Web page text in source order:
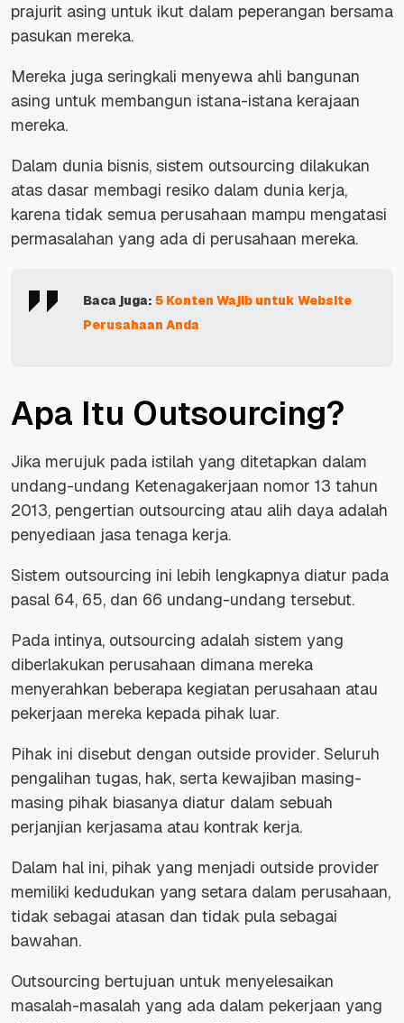
prajurit asing untuk ikut dalam peperangan bersama
pasukan mereka.
Mereka juga seringkali menyewa ahli bangunan
asing untuk membangun istana-istana kerajaan
mereka.
Dalam dunia bisnis, sistem outsourcing dilakukan
atas dasar membagi resiko dalam dunia kerja,
karena tidak semua perusahaan mampu mengatasi
permasalahan yang ada di perusahaan mereka.
Baca juga: 5 Konten Wajib untuk Website
Perusahaan Anda
Apa Itu Outsourcing?
Jika merujuk pada istilah yang ditetapkan dalam
undang-undang Ketenagakerjaan nomor 13 tahun
2013, pengertian outsourcing atau alih daya adalah
penyediaan jasa tenaga kerja.
Sistem outsourcing ini lebih lengkapnya diatur pada
pasal 64, 65, dan 66 undang-undang tersebut.
Pada intinya, outsourcing adalah sistem yang
diberlakukan perusahaan dimana mereka
menyerahkan beberapa kegiatan perusahaan atau
pekerjaan mereka kepada pihak luar.
Pihak ini disebut dengan outside provider. Seluruh
pengalihan tugas, hak, serta kewajiban masing-
masing pihak biasanya diatur dalam sebuah
perjanjian kerjasama atau kontrak kerja.
Dalam hal ini, pihak yang menjadi outside provider
memiliki kedudukan yang setara dalam perusahaan,
tidak sebagai atasan dan tidak pula sebagai
bawahan.
Outsourcing bertujuan untuk menyelesaikan
masalah-masalah yang ada dalam pekerjaan yang